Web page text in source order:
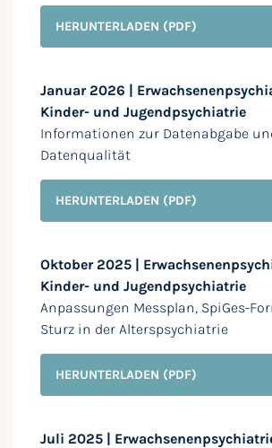
HERUNTERLADEN (PDF)
Januar 2026 |
Kinder- und Jugendpsychiatrie
Informationen zur Datenabgabe
Datenqualität
HERUNTERLADEN (PDF)
Oktober 2025 |
Kinder- und Jugendpsychiatrie
Anpassungen Messplan, SpiGes-
Sturz in der Alterspsychiatrie
HERUNTERLADEN (PDF)
Juli 2025 |